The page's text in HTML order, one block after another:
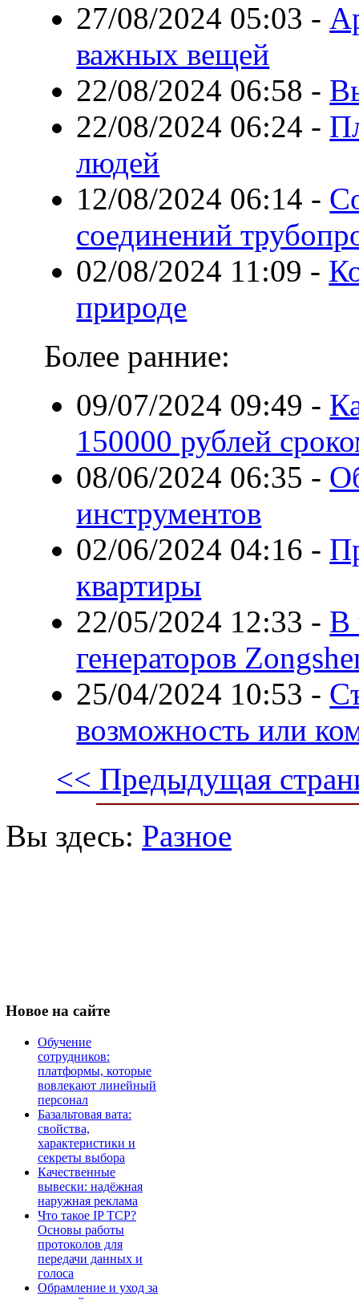
27/08/2024 05:03 -
важных вещей
22/08/2024 06:58 -
22/08/2024 06:24 -
людей
12/08/2024 06:14 -
соединений
02/08/2024 11:09 -
природе
Более ранние:
09/07/2024 09:49 -
150000 рублей
08/06/2024 06:35 -
инструментов
02/06/2024 04:16 -
квартиры
22/05/2024 12:33 - В
генераторов
25/04/2024 10:53 -
возможность или
<< Предыдущая
Вы здесь: Разное
Новое на сайте
Обучение
сотрудников:
платформы, которые
вовлекают линейный
персонал
Базальтовая вата:
свойства,
характеристики и
секреты выбора
Качественные
вывески: надёжная
наружная реклама
Что такое IP TCP?
Основы работы
протоколов для
передачи данных и
голоса
Обрамление и уход за